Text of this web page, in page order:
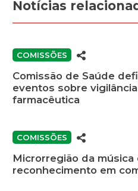
Notícias
COMISSÕES
Comissão de Saúde
eventos sobre
farmacêutica
COMISSÕES
Microrregião da
reconhecimento em